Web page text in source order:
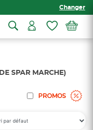
Changer
SPAR MARCHE)
PROMOS